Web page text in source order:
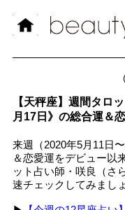
【天秤座】週間タロ
月17日》の総合運＆
来週（2020年5月11日
＆恋愛運をデビュー以
ット占い師・咲良（さ
速チェックしてみましょ